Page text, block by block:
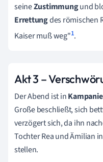
seineZustimmungund
Errettungdes römischen
Kaiser muß weg"1.
Akt 3 –
Der Abend ist in
Große beschließt, sich
verzögert sich, da ihn
Tochter Rea und Ämilian
stellen.